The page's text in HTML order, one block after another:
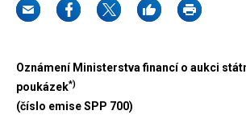
Oznámení Ministerstva financí o aukci
poukázek*)
(číslo emise SPP 700)